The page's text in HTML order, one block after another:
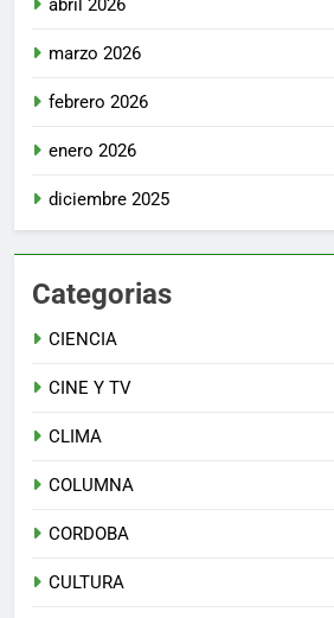
abril 2026
marzo 2026
febrero 2026
enero 2026
diciembre 2025
Categorias
CIENCIA
CINE Y TV
CLIMA
COLUMNA
CORDOBA
CULTURA